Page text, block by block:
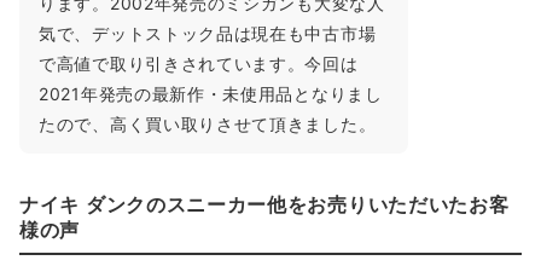
気で、デットストック品は現在も中古市場
で高値で取り引きされています。今回は
2021年発売の最新作・未使用品となりまし
たので、高く買い取りさせて頂きました。
ナイキ ダンクのスニーカー他をお売りいただいたお客
様の声